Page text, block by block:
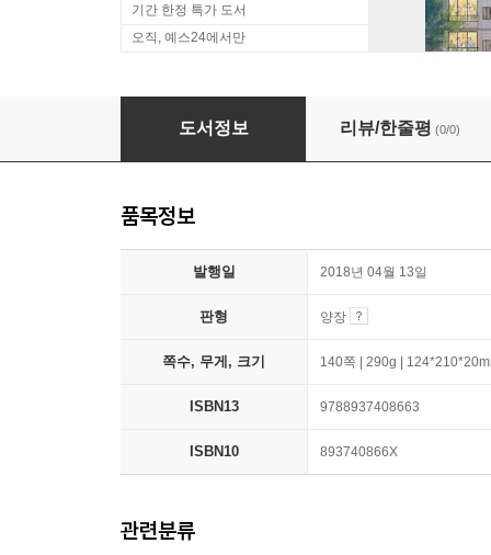
기간 한정 특가 도서
오직, 예스24에서만
정원사를 바로 아세요
도서정보 리뷰/한줄평 (0/0)
품목정보
발행일 2018년 04월 13일
판형 양장
쪽수, 무게, 크기 140쪽 | 290g |
ISBN13 9788937408663
ISBN10 893740866X
관련분류